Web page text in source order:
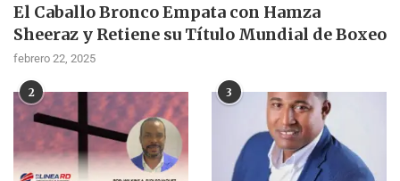
El Caballo Bronco Empata con Hamza
Sheeraz y Retiene su Título Mundial de Boxeo
febrero 22, 2025
2 3